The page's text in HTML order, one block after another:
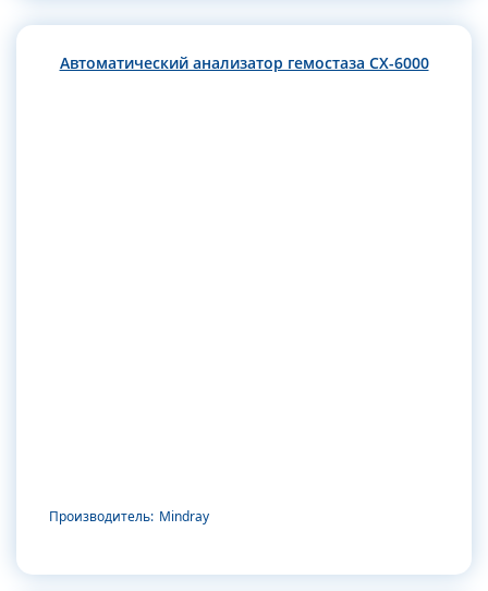
Автоматический анализатор гемостаза CX-6000
Производитель: Mindray